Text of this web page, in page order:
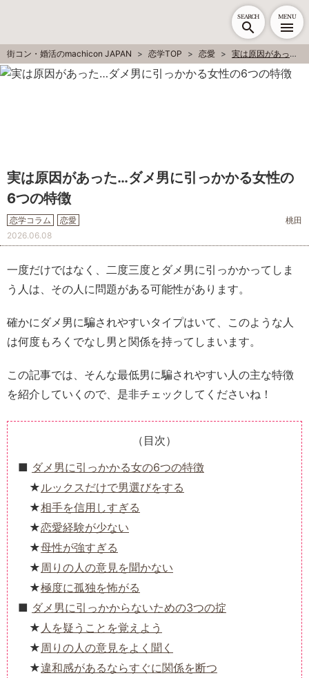
SEARCH MENU
街コン・婚活のmachicon JAPAN 恋学TOP 恋愛 実は原因があった…ダメ男に引っかかる女性の6つの特徴
実は原因があった…ダメ男に引っかかる女性の
6つの特徴
恋学コラム 恋愛
桃田
2026.06.08
一度だけではなく、二度三度とダメ男に引っかかってしま
う人は、その人に問題がある可能性があります。
確かにダメ男に騙されやすいタイプはいて、このような人
は何度もろくでなし男と関係を持ってしまいます。
この記事では、そんな最低男に騙されやすい人の主な特徴
を紹介していくので、是非チェックしてくださいね！
（目次）
ダメ男に引っかかる女の6つの特徴
ルックスだけで男選びをする
相手を信用しすぎる
恋愛経験が少ない
母性が強すぎる
周りの人の意見を聞かない
極度に孤独を怖がる
ダメ男に引っかからないための3つの掟
人を疑うことを覚えよう
周りの人の意見をよく聞く
違和感があるならすぐに関係を断つ